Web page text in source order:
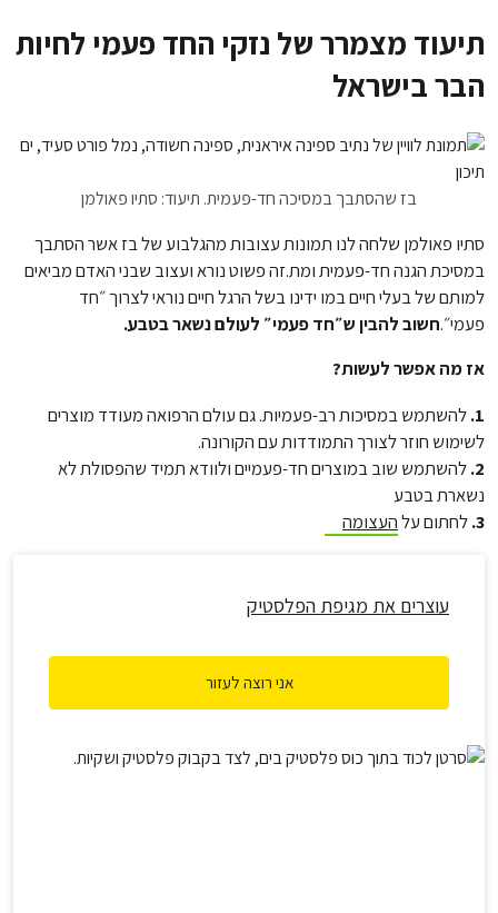
תיעוד מצמרר של נזקי החד פעמי לחיות
הבר בישראל
בז שהסתבך במסיכה חד-פעמית. תיעוד: סתיו פאולמן
סתיו פאולמן שלחה לנו תמונות עצובות מהגלבוע של בז אשר הסתבך
במסיכת הגנה חד-פעמית ומת.זה פשוט נורא ועצוב שבני האדם מביאים
למותם של בעלי חיים במו ידינו בשל הרגל חיים נוראי לצרוך ״חד
פעמי״.חשוב להבין ש״חד פעמי״ לעולם נשאר בטבע.
אז מה אפשר לעשות?
1. להשתמש במסיכות רב-פעמיות. גם עולם הרפואה מעודד מוצרים
לשימוש חוזר לצורך התמודדות עם הקורונה.
2. להשתמש שוב במוצרים חד-פעמיים ולוודא תמיד שהפסולת לא
נשארת בטבע
3. לחתום עלהעצומה
עוצרים את מגיפת הפלסטיק
אני רוצה לעזור